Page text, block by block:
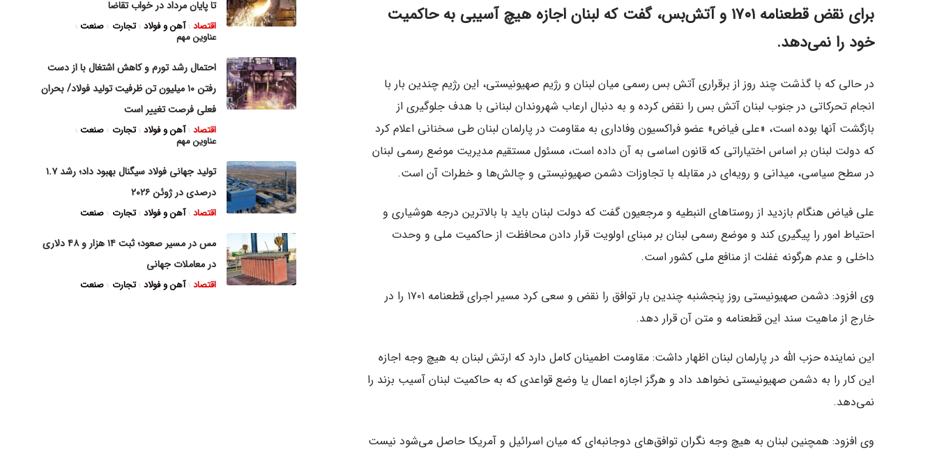
برای نقض قطعنامه ۱۷۰۱ و آتش‌بس، گفت که لبنان اجازه هیچ آسیبی به حاکمیت
خود را نمی‌دهد.
در حالی که با گذشت چند روز از برقراری آتش بس رسمی میان لبنان و رژیم صهیونیستی، این رژیم چندین بار با
انجام تحرکاتی در جنوب لبنان آتش بس را نقض کرده و به دنبال ارعاب شهروندان لبنانی با هدف جلوگیری از
بازگشت آنها بوده است، «علی فیاض» عضو فراکسیون وفاداری به مقاومت در پارلمان لبنان طی سخنانی اعلام کرد
که دولت لبنان بر اساس اختیاراتی که قانون اساسی به آن داده است، مسئول مستقیم مدیریت موضع رسمی لبنان
در سطح سیاسی، میدانی و رویه‌ای در مقابله با تجاوزات دشمن صهیونیستی و چالش‌ها و خطرات آن است.
علی فیاض هنگام بازدید از روستاهای النبطیه و مرجعیون گفت که دولت لبنان باید با بالاترین درجه هوشیاری و
احتیاط امور را پیگیری کند و موضع رسمی لبنان بر مبنای اولویت قرار دادن محافظت از حاکمیت ملی و وحدت
داخلی و عدم هرگونه غفلت از منافع ملی کشور است.
وی افزود: دشمن صهیونیستی روز پنجشنبه چندین بار توافق را نقض و سعی کرد مسیر اجرای قطعنامه ۱۷۰۱ را در
خارج از ماهیت سند این قطعنامه و متن آن قرار دهد.
این نماینده حزب الله در پارلمان لبنان اظهار داشت: مقاومت اطمینان کامل دارد که ارتش لبنان به هیچ وجه اجازه
این کار را به دشمن صهیونیستی نخواهد داد و هرگز اجازه اعمال یا وضع قواعدی که به حاکمیت لبنان آسیب بزند را
نمی‌دهد.
وی افزود: همچنین لبنان به هیچ وجه نگران توافق‌های دوجانبه‌ای که میان اسرائیل و آمریکا حاصل می‌شود نیست
تا پایان مرداد در خواب تقاضا
اقتصاد آهن و فولاد تجارت صنعت
عناوین مهم
احتمال رشد تورم و کاهش اشتغال با از دست
رفتن ۱۰ میلیون تن ظرفیت تولید فولاد/ بحران
فعلی فرصت تغییر است
اقتصاد آهن و فولاد تجارت صنعت
عناوین مهم
تولید جهانی فولاد سیگنال بهبود داد؛ رشد ۱.۷
درصدی در ژوئن ۲۰۲۶
اقتصاد آهن و فولاد تجارت صنعت
مس در مسیر صعود؛ ثبت ۱۴ هزار و ۴۸ دلاری
در معاملات جهانی
اقتصاد آهن و فولاد تجارت صنعت